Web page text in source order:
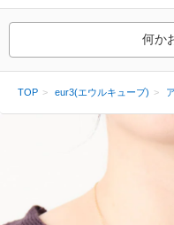
何か
TOP eur3(エウルキューブ)